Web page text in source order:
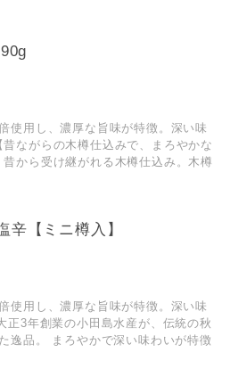
使用し、濃厚な旨味が特徴。深い味
ながらの木樽仕込みで、まろやかな
から受け継がれる木樽仕込み。木樽
辛【ミニ樽入】
使用し、濃厚な旨味が特徴。深い味
正3年創業の小田島水産が、伝統の秋
逸品。 まろやかで深い味わいが特徴